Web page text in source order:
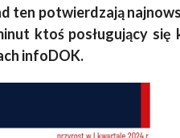
ten potwierdzają
ktoś posługujący się
infoDOK.